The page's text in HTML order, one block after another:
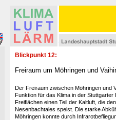
Blickpunkt 12:
Freiraum um Möhringen und
Der Freiraum zwischen Möhringen und
Funktion für das Klima in der Stuttgarter
Freiflächen einen Teil der Kaltluft, die
Nesenbachtales speist. Die starke
Möhringen konnte durch